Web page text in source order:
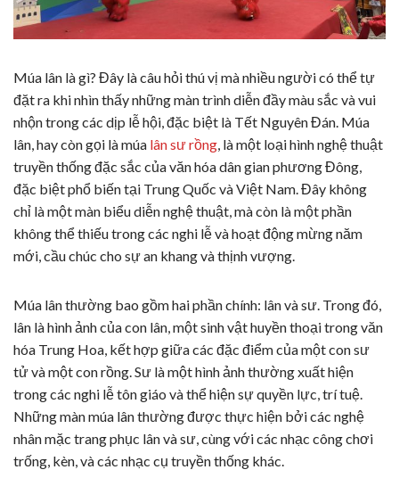
Múa lân là gì? Đây là câu hỏi thú vị mà nhiều người có thể tự
đặt ra khi nhìn thấy những màn trình diễn đầy màu sắc và vui
nhộn trong các dịp lễ hội, đặc biệt là Tết Nguyên Đán. Múa
lân, hay còn gọi là múa lân sư rồng, là một loại hình nghệ thuật
truyền thống đặc sắc của văn hóa dân gian phương Đông,
đặc biệt phổ biến tại Trung Quốc và Việt Nam. Đây không
chỉ là một màn biểu diễn nghệ thuật, mà còn là một phần
không thể thiếu trong các nghi lễ và hoạt động mừng năm
mới, cầu chúc cho sự an khang và thịnh vượng.
Múa lân thường bao gồm hai phần chính: lân và sư. Trong đó,
lân là hình ảnh của con lân, một sinh vật huyền thoại trong văn
hóa Trung Hoa, kết hợp giữa các đặc điểm của một con sư
tử và một con rồng. Sư là một hình ảnh thường xuất hiện
trong các nghi lễ tôn giáo và thể hiện sự quyền lực, trí tuệ.
Những màn múa lân thường được thực hiện bởi các nghệ
nhân mặc trang phục lân và sư, cùng với các nhạc công chơi
trống, kèn, và các nhạc cụ truyền thống khác.